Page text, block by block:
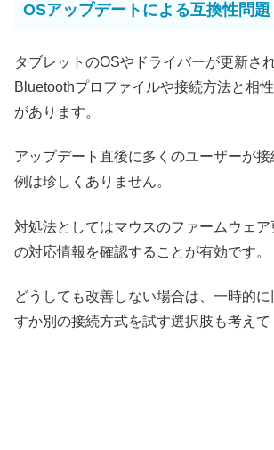
OSアップデートによる互換性問題
タブレットのOSやドライバーが更新さ
Bluetoothプロファイルや接続方法と相
があります。
アップデート直後に多くのユーザーが
例は珍しくありません。
対処法としてはマウスのファームウェ
の対応情報を確認することが有効です。
どうしても改善しない場合は、一時的
すか別の接続方式を試す選択肢も考えて